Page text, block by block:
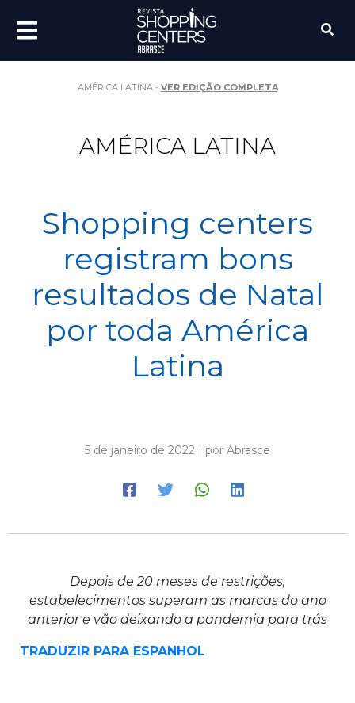
AMÉRICA LATINA - VER EDIÇÃO COMPLETA
AMÉRICA LATINA
Shopping centers
registram bons
resultados de Natal
por toda América
Latina
5 de janeiro de 2022 | por Abrasce
Depois de 20 meses de restrições,
estabelecimentos superam as marcas do ano
anterior e vão deixando a pandemia para trás
TRADUZIR PARA ESPANHOL